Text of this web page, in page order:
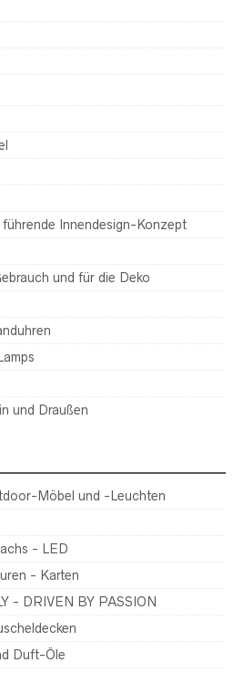
Innendesign-Konzept
und für die Deko
und Draußen
Möbel und -Leuchten
- LED
- Karten
- DRIVEN BY PASSION
Duft-Öle